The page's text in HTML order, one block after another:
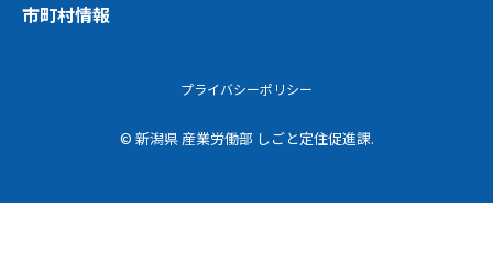
市町村情報
プライバシーポリシー
© 新潟県 産業労働部 しごと定住促進課.